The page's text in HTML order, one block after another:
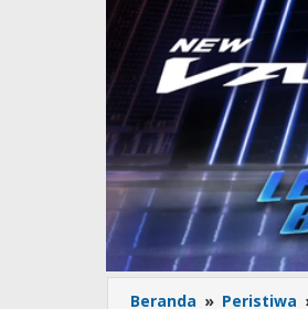
Beranda » Peristiwa